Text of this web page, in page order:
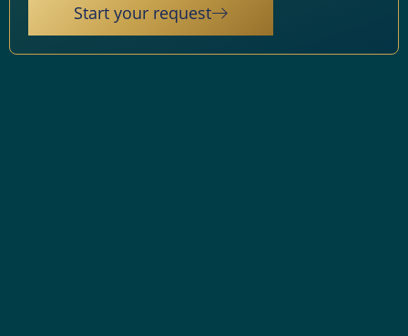
Start your request